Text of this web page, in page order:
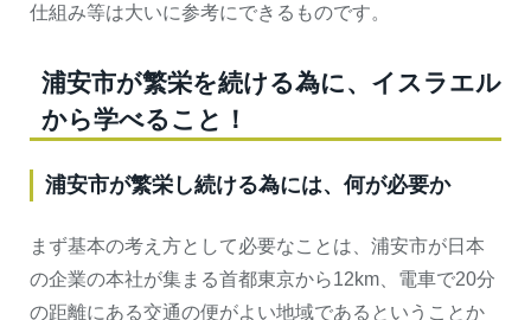
仕組み等は大いに参考にできるものです。
浦安市が繁栄を続ける為に、イスラエル
から学べること！
浦安市が繁栄し続ける為には、何が必要か
まず基本の考え方として必要なことは、浦安市が日本
の企業の本社が集まる首都東京から12km、電車で20分
の距離にある交通の便がよい地域であるということか